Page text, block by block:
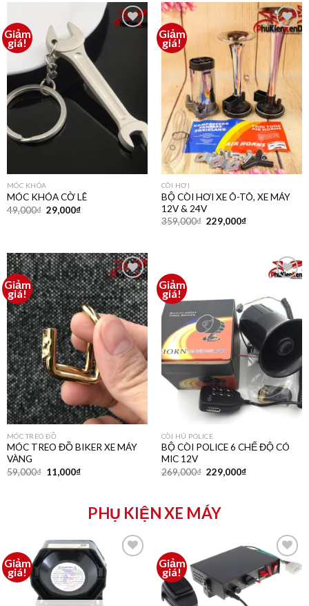
Giảm
giá!
MÓC KHÓA
MÓC KHÓA CỜ LÊ
49,000₫ 29,000₫
Giảm
giá!
Thêm
vào
yêu
thích
CÒI HƠI
BỘ CÒI HƠI XE Ô-TÔ, XE MÁY
12V & 24V
359,000₫ 229,000₫
Giảm
giá!
Thêm
vào
yêu
thích
MÓC TREO ĐỒ
MÓC TREO ĐỒ BIKER XE MÁY
VÀNG
59,000₫ 11,000₫
Giảm
giá!
vào
yêu
thích
CÒI HÚ POLICE
BỘ CÒI POLICE 6 CHẾ ĐỘ CÓ
MIC 12V
269,000₫ 229,000₫
PHỤ KIỆN XE MÁY
Giảm
giá!
Giảm
giá!
Thêm
vào